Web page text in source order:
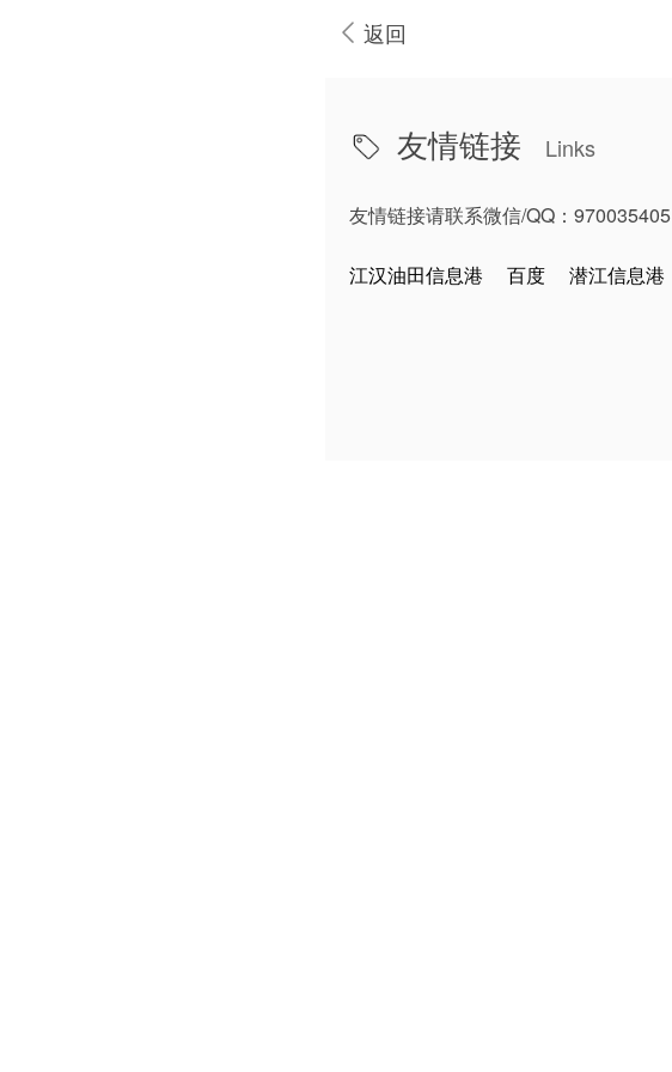
返回
友情链接 Links
友情链接请联系微信/QQ：970035405
江汉油田信息港 百度 潜江信息港